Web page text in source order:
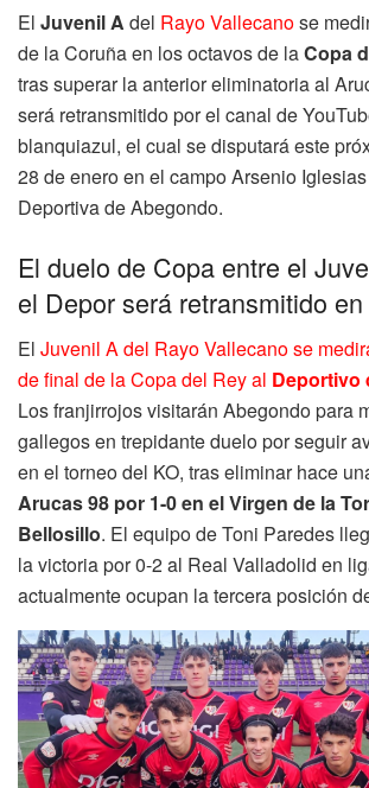
El JuvenilA del Rayo Vallecanose
de la Coruña en los octavos de laCopa
tras superar la anterior eliminatoria al
será retransmitido por el canal de
blanquiazul, el cual se disputará este
28 de enero en el campo Arsenio
Deportiva de Abegondo.
El duelo de Copa entre el
el Depor será retransmitido en
El Juvenil A del Rayo Vallecano se
de final de la Copa del Rey al Deportivo
Los franjirrojos visitarán Abegondo para
gallegos en trepidante duelo por seguir
en el torneo del KO, tras eliminar hace
Arucas 98 por 1-0 en el Virgen de la
Bellosillo. El equipo de Toni Paredes
la victoria por 0-2 al Real Valladolid en
actualmente ocupan la tercera posición